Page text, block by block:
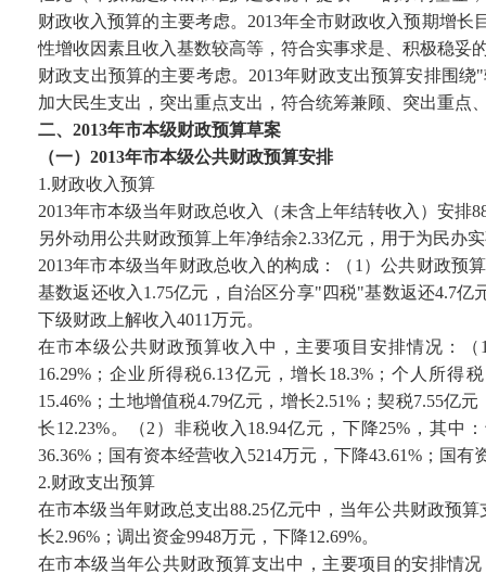
财政收入预算的主要考虑。2013年全市财政收入预期增
性增收因素且收入基数较高等，符合实事求是、积极稳妥
财政支出预算的主要考虑。2013年财政支出预算安排围
加大民生支出，突出重点支出，符合统筹兼顾、突出重点
二、2013年市本级财政预算草案
（一）2013年市本级公共财政预算安排
1.财政收入预算
2013年市本级当年财政总收入（未含上年结转收入）安排
另外动用公共财政预算上年净结余2.33亿元，用于为民办
2013年市本级当年财政总收入的构成：（1）公共财政预
基数返还收入1.75亿元，自治区分享"四税"基数返还4.7亿
下级财政上解收入4011万元。
在市本级公共财政预算收入中，主要项目安排情况：（
16.29%；企业所得税6.13亿元，增长18.3%；个人所得
15.46%；土地增值税4.79亿元，增长2.51%；契税7.55亿
长12.23%。（2）非税收入18.94亿元，下降25%，其中
36.36%；国有资本经营收入5214万元，下降43.61%；国
2.财政支出预算
在市本级当年财政总支出88.25亿元中，当年公共财政预
长2.96%；调出资金9948万元，下降12.69%。
在市本级当年公共财政预算支出中，主要项目的安排情